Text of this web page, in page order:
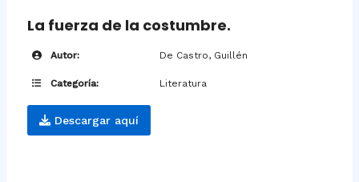
La fuerza de la costumbre.
Autor: De Castro, Guillén
Categoría: Literatura
Descargar aquí